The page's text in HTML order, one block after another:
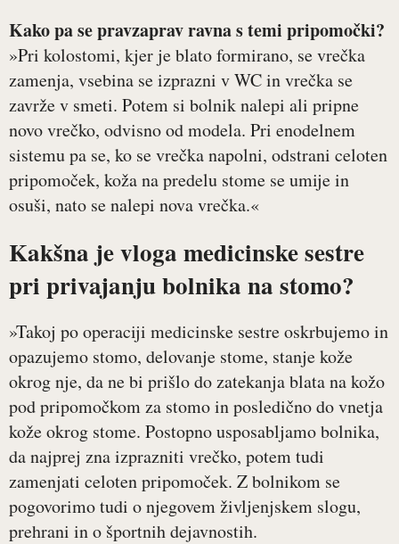
Kako pa se pravzaprav ravna s temi pripomočki?
»Pri kolostomi, kjer je blato formirano, se vrečka
zamenja, vsebina se izprazni v WC in vrečka se
zavrže v smeti. Potem si bolnik nalepi ali pripne
novo vrečko, odvisno od modela. Pri enodelnem
sistemu pa se, ko se vrečka napolni, odstrani celoten
pripomoček, koža na predelu stome se umije in
osuši, nato se nalepi nova vrečka.«
Kakšna je vloga medicinske sestre
pri privajanju bolnika na stomo?
»Takoj po operaciji medicinske sestre oskrbujemo in
opazujemo stomo, delovanje stome, stanje kože
okrog nje, da ne bi prišlo do zatekanja blata na kožo
pod pripomočkom za stomo in posledično do vnetja
kože okrog stome. Postopno usposabljamo bolnika,
da najprej zna izprazniti vrečko, potem tudi
zamenjati celoten pripomoček. Z bolnikom se
pogovorimo tudi o njegovem življenjskem slogu,
prehrani in o športnih dejavnostih.